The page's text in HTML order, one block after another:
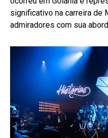
significativo na carreira de
admiradores com sua